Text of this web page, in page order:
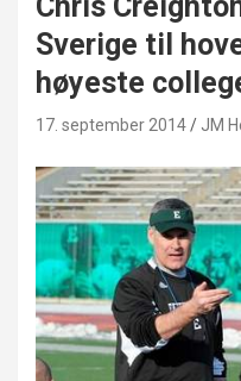
Sverige til
høyeste
17. september 2014 JM